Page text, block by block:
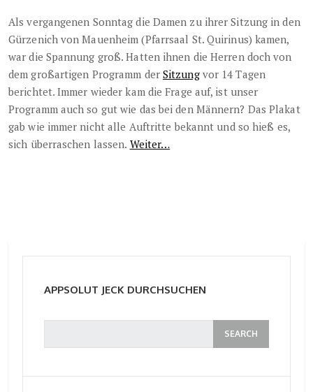
Als vergangenen Sonntag die Damen zu ihrer Sitzung in den
Gürzenich von Mauenheim (Pfarrsaal St. Quirinus) kamen,
war die Spannung groß. Hatten ihnen die Herren doch von
dem großartigen Programm der Sitzungvor 14 Tagen
berichtet. Immer wieder kam die Frage auf, ist unser
Programm auch so gut wie das bei den Männern? Das Plakat
gab wie immer nicht alle Auftritte bekannt und so hieß es,
sich überraschen lassen. Weiter…
APPSOLUT JECK DURCHSUCHEN